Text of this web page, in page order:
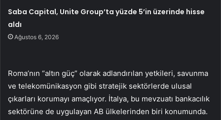
Saba Capital, Unite Group’ta yüzde 5’in üzerinde hisse
aldı
Ağustos 6, 2026
Roma’nın “altın güç” olarak adlandırılan yetkileri, savunma
ve telekomünikasyon gibi stratejik sektörlerde ulusal
çıkarları korumayı amaçlıyor. İtalya, bu mevzuatı bankacılık
sektörüne de uygulayan AB ülkelerinden biri konumunda.